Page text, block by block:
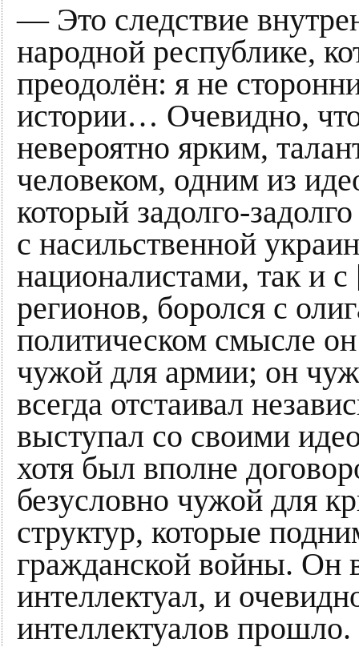
— Это следствие
народной республике,
преодолён: я не
истории… Очевидно,
невероятно ярким,
человеком, одним из
который задолго-
с насильственной
националистами, так и
регионов, боролся с
политическом смысле
чужой для армии; он
всегда отстаивал
выступал со своими
хотя был вполне
безусловно чужой для
структур, которые
гражданской войны. Он
интеллектуал, и
интеллектуалов прошло.